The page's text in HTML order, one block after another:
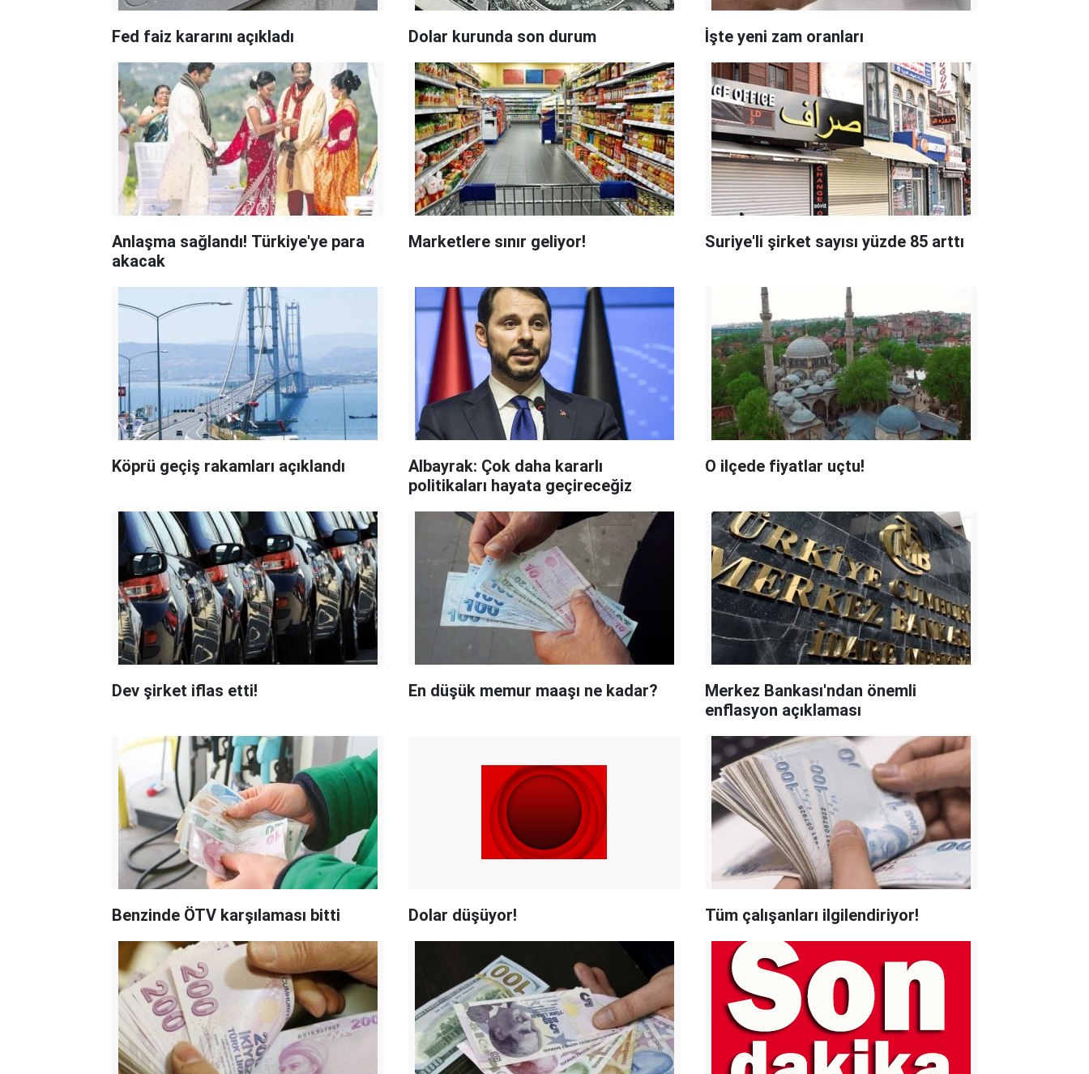
Fed faiz kararını açıkladı Dolar kurunda son durum İşte yeni zam oranları
Anlaşma sağlandı! Türkiye'ye para
akacak
Marketlere sınır geliyor! Suriye'li şirket sayısı yüzde 85 arttı
Köprü geçiş rakamları açıklandı
Albayrak: Çok daha kararlı
politikaları hayata geçireceğiz
O ilçede fiyatlar uçtu!
Dev şirket iflas etti! En düşük memur maaşı ne kadar?
Merkez Bankası'ndan önemli
enflasyon açıklaması
Benzinde ÖTV karşılaması bitti Dolar düşüyor! Tüm çalışanları ilgilendiriyor!